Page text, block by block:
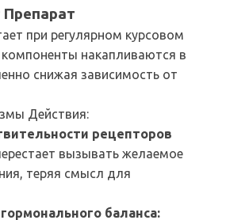
Препарат
при регулярном курсовом
накапливаются в
снижая зависимость от
Действия:
рецепторов
вызывать желаемое
теряя смысл для
баланса: